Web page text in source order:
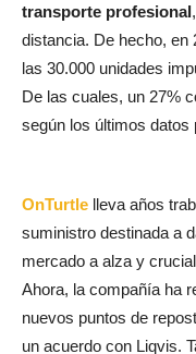
transporte profesional
distancia. De hecho, en
las 30.000 unidades
De las cuales, un 27%
según los últimos datos
OnTurtle lleva años
suministro destinada a
mercado a alza y
Ahora, la compañía ha
nuevos puntos de
un acuerdo con Liqvis.